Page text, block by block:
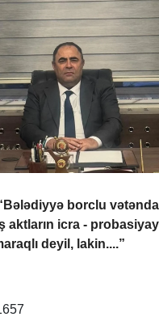
borclu
aktların icra -
deyil, lakin....”